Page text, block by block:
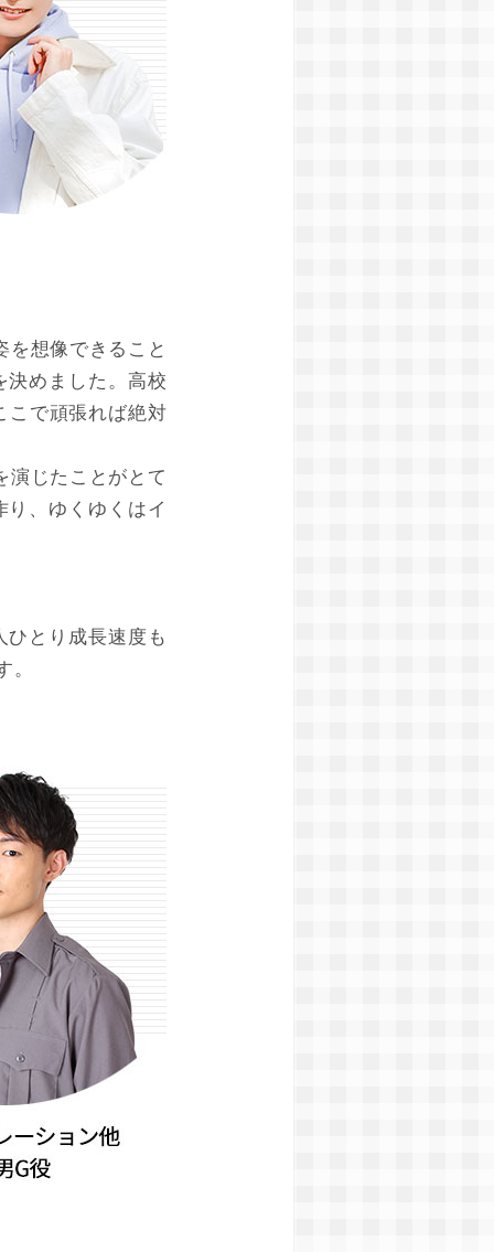
を想像できること
決めました。高校
こで頑張れば絶対
演じたことがとて
、ゆくゆくはイ
ひとり成長速度も
。